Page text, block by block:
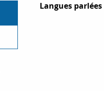
Langues parlées
Langues parlées